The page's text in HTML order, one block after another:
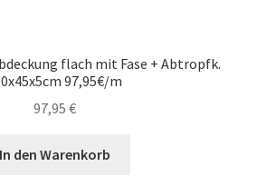
flach mit Fase + Abtropfk.
97,95€/m
97,95 €
In den Warenkorb